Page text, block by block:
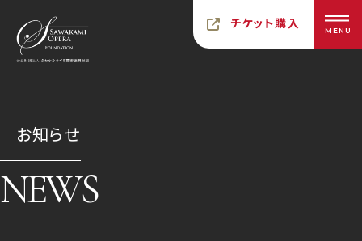
チケット購入 MENU
お知らせ
NEWS